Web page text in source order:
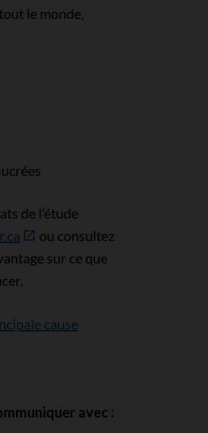
le monde,
de l’étude
ou consultez
sur ce que
cause
avec :